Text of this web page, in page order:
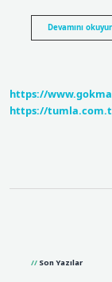
Devamını
https://
https://
Son Yazılar